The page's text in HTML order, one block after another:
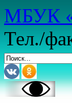
МБУК
Тел./